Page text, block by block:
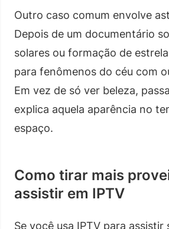
Outro caso comum envolve
Depois de um documentário
solares ou formação de
para fenômenos do céu com
Em vez de só ver beleza,
explica aquela aparência no
espaço.
Como tirar mais
assistir em IPTV
Se você usa IPTV para assistir